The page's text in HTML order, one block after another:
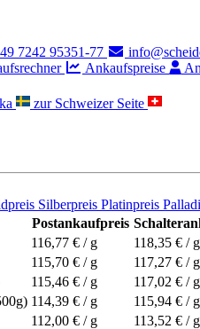
7242 95351-77
Ankaufspreise
zur Schweizer Seite
Silberpreis Platinpreis
Postankaufpreis
116,77 € / g 118,35 € / g
115,70 € / g 117,27 € / g
115,46 € / g 117,02 € / g
114,39 € / g 115,94 € / g
112,00 € / g 113,52 € / g